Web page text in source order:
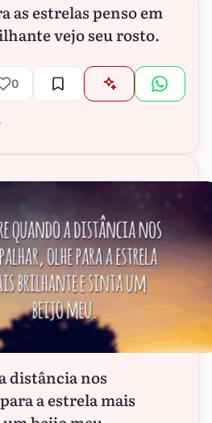
as estrelas penso em
vejo seu rosto.
0
distância nos
a estrela mais